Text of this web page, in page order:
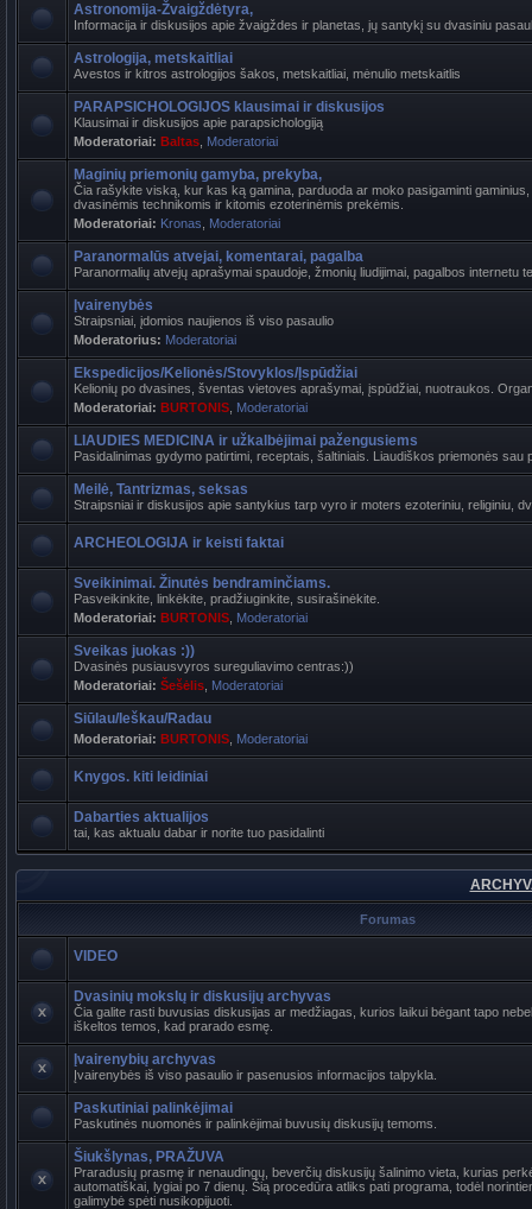
Astronomija-Žvaigždėtyra,
Informacija ir diskusijos apie žvaigždes ir planetas, jų santykį su dvasiniu
Astrologija, metskaitliai
Avestos ir kitros astrologijos šakos, metskaitliai, mėnulio metskaitlis
PARAPSICHOLOGIJOS klausimai ir diskusijos
Klausimai ir diskusijos apie parapsichologiją
Moderatoriai: Baltas Moderatoriai
Maginių priemonių gamyba, prekyba,
Čia rašykite viską, kur kas ką gamina, parduoda ar moko pasigaminti
dvasinėmis technikomis ir kitomis ezoterinėmis prekėmis.
Moderatoriai: Kronas Moderatoriai
Paranormalūs atvejai, komentarai, pagalba
Paranormalių atvejų aprašymai spaudoje, žmonių liudijimai, pagalbos internetu
Įvairenybės
Straipsniai, įdomios naujienos iš viso pasaulio
Moderatorius: Moderatoriai
Ekspedicijos/Kelionės/Stovyklos/Įspūdžiai
Kelionių po dvasines, šventas vietoves aprašymai, įspūdžiai, nuotraukos.
Moderatoriai: BURTONIS Moderatoriai
LIAUDIES MEDICINA ir užkalbėjimai pažengusiems
Pasidalinimas gydymo patirtimi, receptais, šaltiniais. Liaudiškos priemonės sau
Meilė, Tantrizmas, seksas
Straipsniai ir diskusijos apie santykius tarp vyro ir moters ezoteriniu, religiniu,
ARCHEOLOGIJA ir keisti faktai
Sveikinimai. Žinutės bendraminčiams.
Pasveikinkite, linkėkite, pradžiuginkite, susirašinėkite.
Moderatoriai: BURTONIS Moderatoriai
Sveikas juokas :))
Dvasinės pusiausvyros sureguliavimo centras:))
Moderatoriai: Šešėlis Moderatoriai
Siūlau/Ieškau/Radau
Moderatoriai: BURTONIS Moderatoriai
Knygos. kiti leidiniai
Dabarties aktualijos
tai, kas aktualu dabar ir norite tuo pasidalinti
Forumas
VIDEO
Dvasinių mokslų ir diskusijų archyvas
Čia galite rasti buvusias diskusijas ar medžiagas, kurios laikui bėgant tapo
iškeltos temos, kad prarado esmę.
Įvairenybių archyvas
Įvairenybės iš viso pasaulio ir pasenusios informacijos talpykla.
Paskutiniai palinkėjimai
Paskutinės nuomonės ir palinkėjimai buvusių diskusijų temoms.
Šiukšlynas, PRAŽUVA
Praradusių prasmę ir nenaudingų, beverčių diskusijų šalinimo vieta, kurias
automatiškai, lygiai po 7 dienų. Šią procedūra atliks pati programa, todėl
galimybė spėti nusikopijuoti.